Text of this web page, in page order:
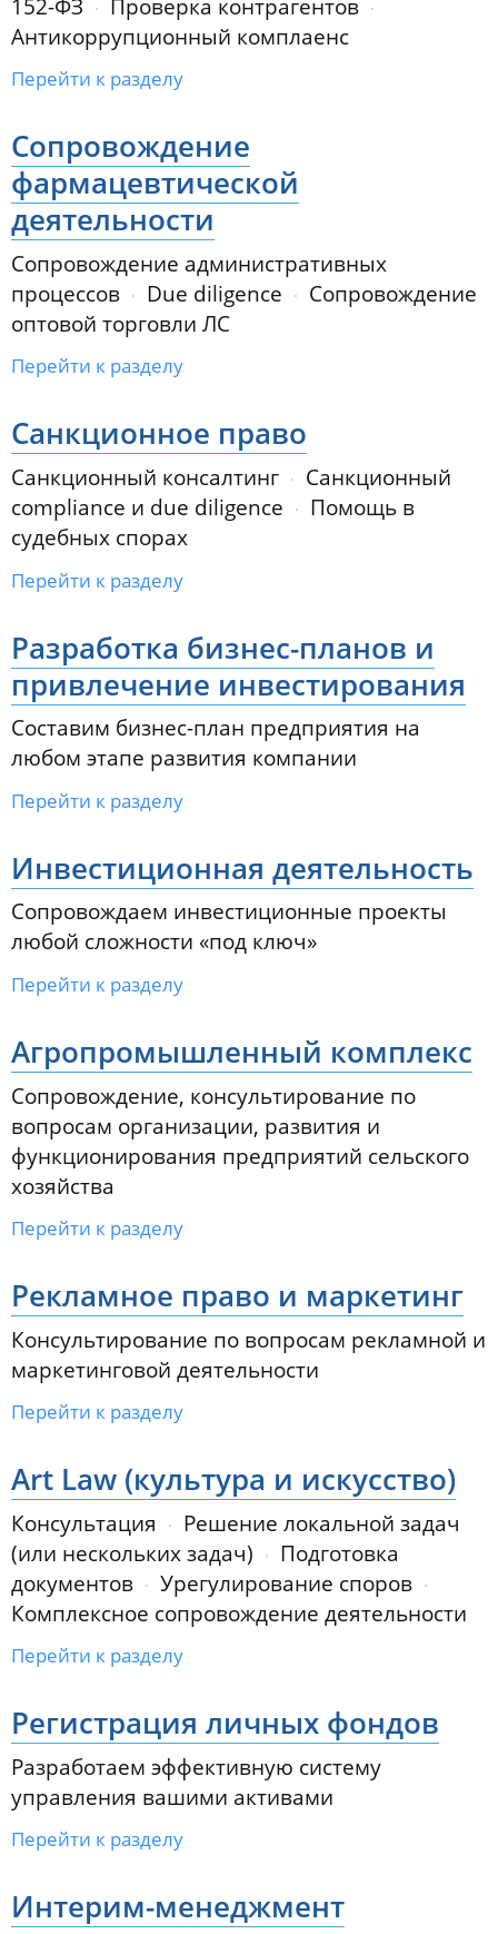
152-ФЗ
Проверка контрагентов
Антикоррупционный комплаенс
Перейти к разделу
Сопровождение
фармацевтической
деятельности
Сопровождение административных
процессов
Due diligence
Сопровождение
оптовой торговли ЛС
Перейти к разделу
Санкционное право
Санкционный консалтинг
Санкционный
compliance и due diligence
Помощь в
судебных спорах
Перейти к разделу
Разработка бизнес-планов и
привлечение инвестирования
Составим бизнес-план предприятия на
любом этапе развития компании
Перейти к разделу
Инвестиционная деятельность
Сопровождаем инвестиционные проекты
любой сложности «под ключ»
Перейти к разделу
Агропромышленный комплекс
Сопровождение, консультирование по
вопросам организации, развития и
функционирования предприятий сельского
хозяйства
Перейти к разделу
Рекламное право и маркетинг
Консультирование по вопросам рекламной и
маркетинговой деятельности
Перейти к разделу
Art Law (культура и искусство)
Консультация
Решение локальной задач
(или нескольких задач)
Подготовка
документов
Урегулирование споров
Комплексное сопровождение деятельности
Перейти к разделу
Регистрация личных фондов
Разработаем эффективную систему
управления вашими активами
Перейти к разделу
Интерим-менеджмент